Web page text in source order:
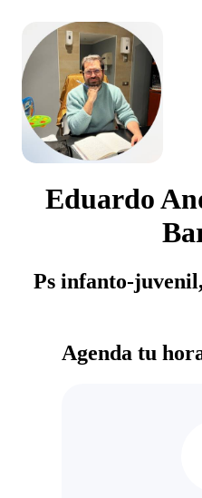
Eduardo
Ps infanto-
Agenda tu